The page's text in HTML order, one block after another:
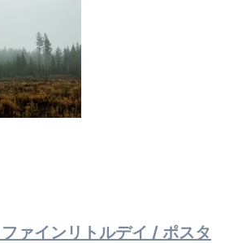
ァインリトルデイ / ポスタ